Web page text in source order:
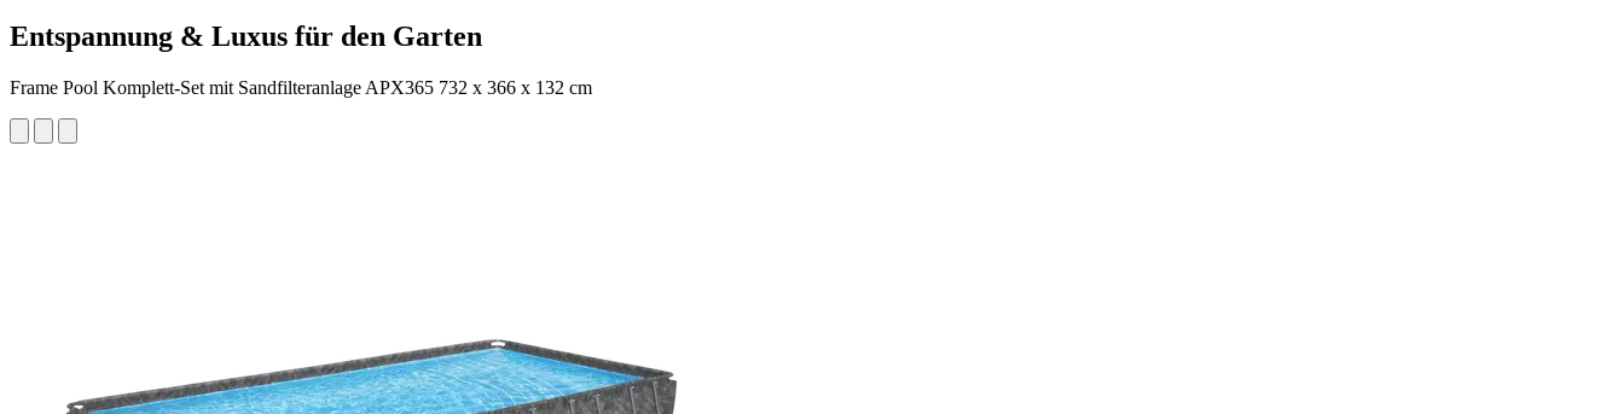
Entspannung & Luxus für den Garten
Frame Pool Komplett-Set mit Sandfilteranlage APX365 732 x 366 x 132 cm